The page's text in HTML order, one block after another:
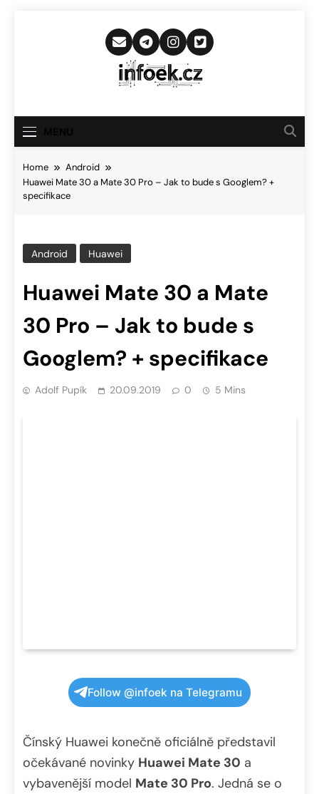
Infoek.cz
Novinkám
Home
Android
Huawei Mate 30 a Mate 30 Pro – Jak to bude s Googlem? +
specifikace
Android Huawei
Huawei Mate 30 a Mate
30 Pro – Jak to bude s
Googlem? + specifikace
Adolf Pupík 20.09.2019 0 5 Mins
Follow @infoek na Telegramu
Čínský Huawei konečně oficiálně představil
očekávané novinky Huawei Mate 30 a
vybavenější model Mate 30 Pro. Jedná se o